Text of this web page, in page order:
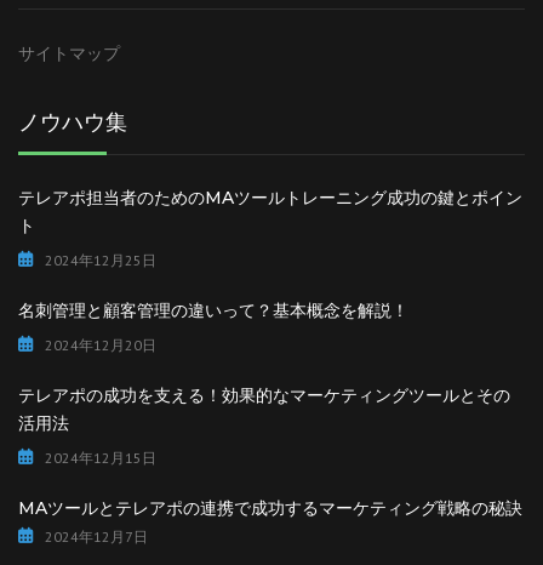
サイトマップ
ノウハウ集
テレアポ担当者のためのMAツールトレーニング成功の鍵とポイン
ト
2024年12月25日
名刺管理と顧客管理の違いって？基本概念を解説！
2024年12月20日
テレアポの成功を支える！効果的なマーケティングツールとその
活用法
2024年12月15日
MAツールとテレアポの連携で成功するマーケティング戦略の秘訣
2024年12月7日